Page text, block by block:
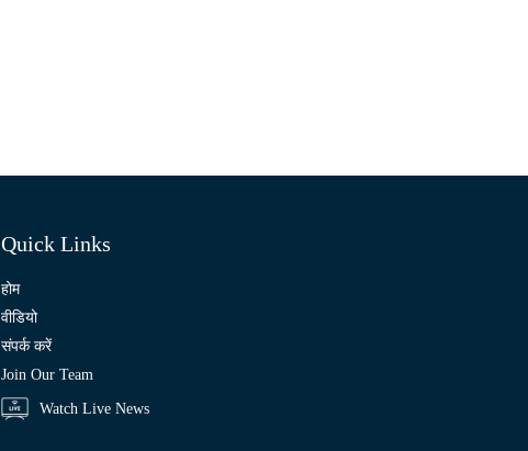
Quick Links
होम
वीडियो
संपर्क करें
Join Our Team
Watch Live News